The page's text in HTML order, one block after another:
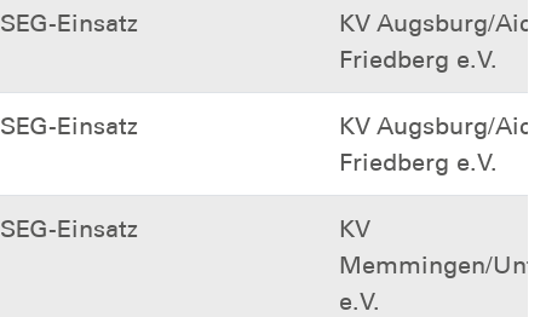
SEG-Einsatz
KV Augsburg/
Friedberg e.V.
SEG-Einsatz
KV Augsburg/
Friedberg e.V.
SEG-Einsatz
KV
Memmingen/
e.V.